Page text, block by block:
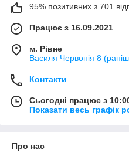
95% позитивних з 701
Працює з 16.09.2021
м. Рівне
Василя Червонія 8
Контакти
Сьогодні працює з
Показати весь графік
Про нас